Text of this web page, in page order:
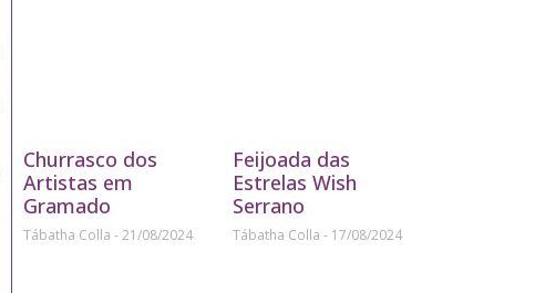
Churrasco dos
Artistas em
Gramado
Tábatha Colla 21/08/2024
Feijoada das
Estrelas Wish
Serrano
Tábatha Colla 17/08/2024